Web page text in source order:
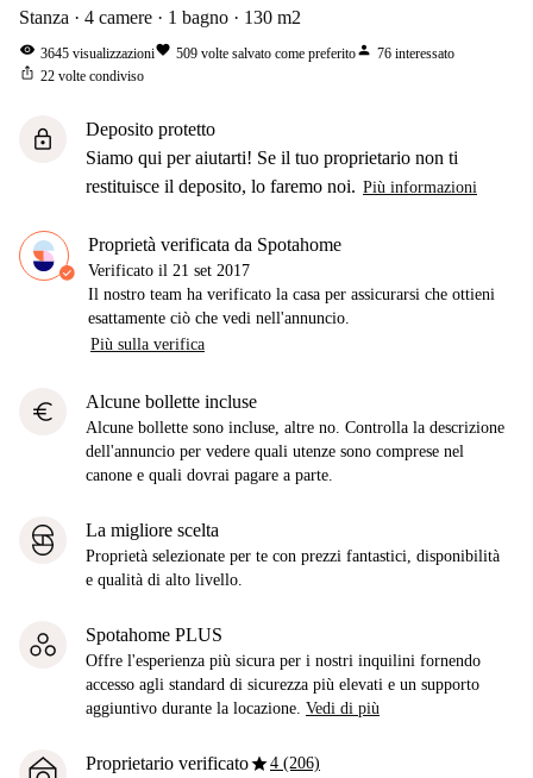
Stanza 4 camere 1 bagno 130 m2
visibility 3645 visualizzazionifavorite 509 volte salvato come preferitoperson 76 interessato
ios_share 22 volte condiviso
lock
Deposito protetto
Siamo qui per aiutarti! Se il tuo proprietario non ti
restituisce il deposito, lo faremo noi. Più informazioni
Proprietà verificata da Spotahome
Verificato il 21 set 2017
Il nostro team ha verificato la casa per assicurarsi che ottieni
esattamente ciò che vedi nell'annuncio.
Più sulla verifica
euro Alcune bollette incluse
Alcune bollette sono incluse, altre no. Controlla la descrizione
dell'annuncio per vedere quali utenze sono comprese nel
canone e quali dovrai pagare a parte.
La migliore scelta
Proprietà selezionate per te con prezzi fantastici, disponibilità
e qualità di alto livello.
Spotahome PLUS
Offre l'esperienza più sicura per i nostri inquilini fornendo
accesso agli standard di sicurezza più elevati e un supporto
aggiuntivo durante la locazione. Vedi di più
Proprietario verificatostar4 (206)